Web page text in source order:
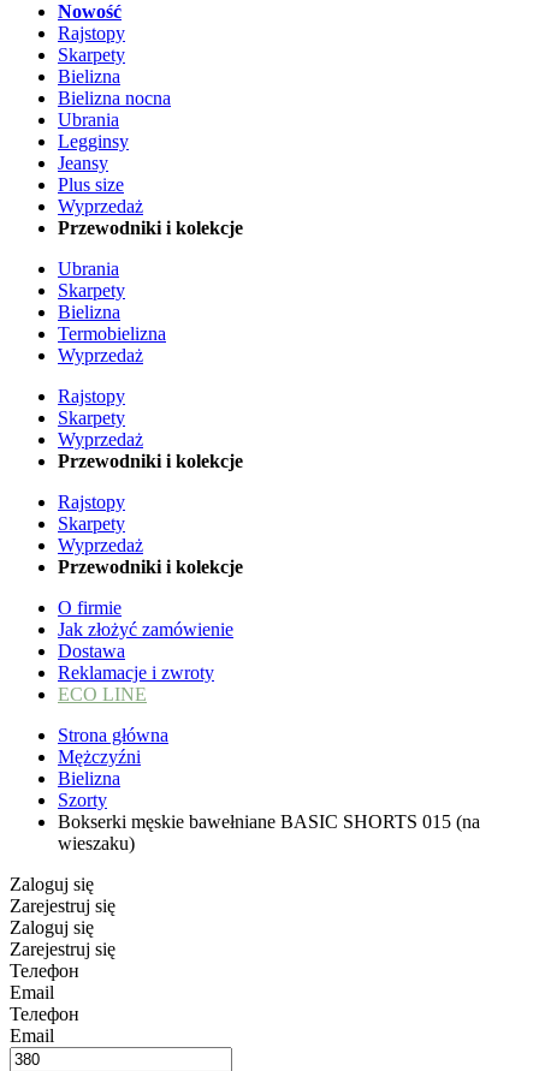
Nowość
Rajstopy
Skarpety
Bielizna
Bielizna nocna
Ubrania
Legginsy
Jeansy
Plus size
Wyprzedaż
Przewodniki i kolekcje
Ubrania
Skarpety
Bielizna
Termobielizna
Wyprzedaż
Rajstopy
Skarpety
Wyprzedaż
Przewodniki i kolekcje
Rajstopy
Skarpety
Wyprzedaż
Przewodniki i kolekcje
O firmie
Jak złożyć zamówienie
Dostawa
Reklamacje i zwroty
ECO LINE
Strona główna
Mężczyźni
Bielizna
Szorty
Bokserki męskie bawełniane BASIC SHORTS 015 (na
wieszaku)
Zaloguj się
Zarejestruj się
Zaloguj się
Zarejestruj się
Телефон
Email
Телефон
Email